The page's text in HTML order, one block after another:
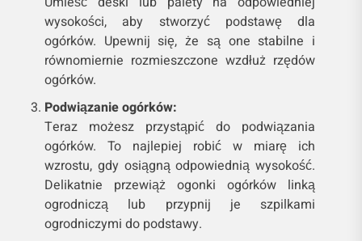
wysokości, aby stworzyć podstawę dla
ogórków. Upewnij się, że są one stabilne i
równomiernie rozmieszczone wzdłuż rzędów
ogórków.
Podwiązanie ogórków:
Teraz możesz przystąpić do podwiązania
ogórków. To najlepiej robić w miarę ich
wzrostu, gdy osiągną odpowiednią wysokość.
Delikatnie przewiąż ogonki ogórków linką
ogrodniczą lub przypnij je szpilkami
ogrodniczymi do podstawy.